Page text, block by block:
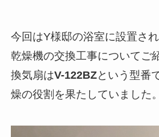
今回はY様邸の浴室に設置さ
乾燥機の交換工事についてご
換気扇はV-122BZという型番
燥の役割を果たしていました。